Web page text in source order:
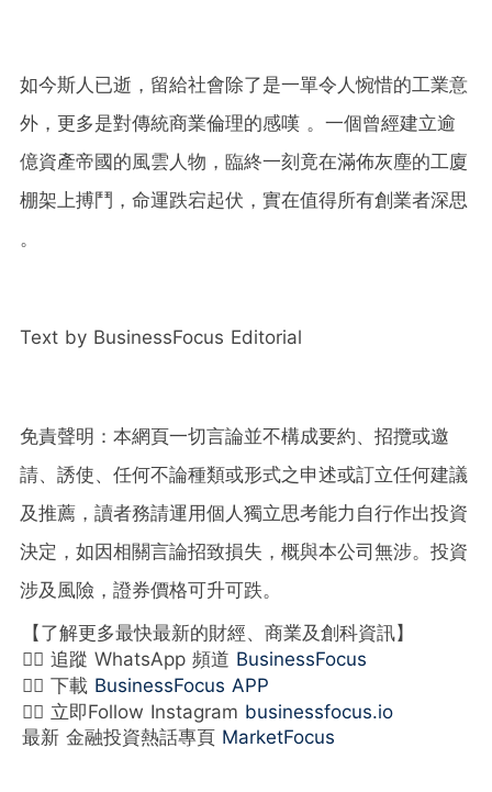
如今斯人已逝，留給社會除了是一單令人惋惜的工業意
外，更多是對傳統商業倫理的感嘆 。一個曾經建立逾
億資產帝國的風雲人物，臨終一刻竟在滿佈灰塵的工廈
棚架上搏鬥，命運跌宕起伏，實在值得所有創業者深思
。
Text by BusinessFocus Editorial
免責聲明：本網頁一切言論並不構成要約、招攬或邀
請、誘使、任何不論種類或形式之申述或訂立任何建議
及推薦，讀者務請運用個人獨立思考能力自行作出投資
決定，如因相關言論招致損失，概與本公司無涉。投資
涉及風險，證券價格可升可跌。
【了解更多最快最新的財經、商業及創科資訊】
👉🏻 追蹤 WhatsApp 頻道 BusinessFocus
👉🏻 下載 BusinessFocus APP
👉🏻 立即Follow Instagram businessfocus.io
最新 金融投資熱話專頁 MarketFocus